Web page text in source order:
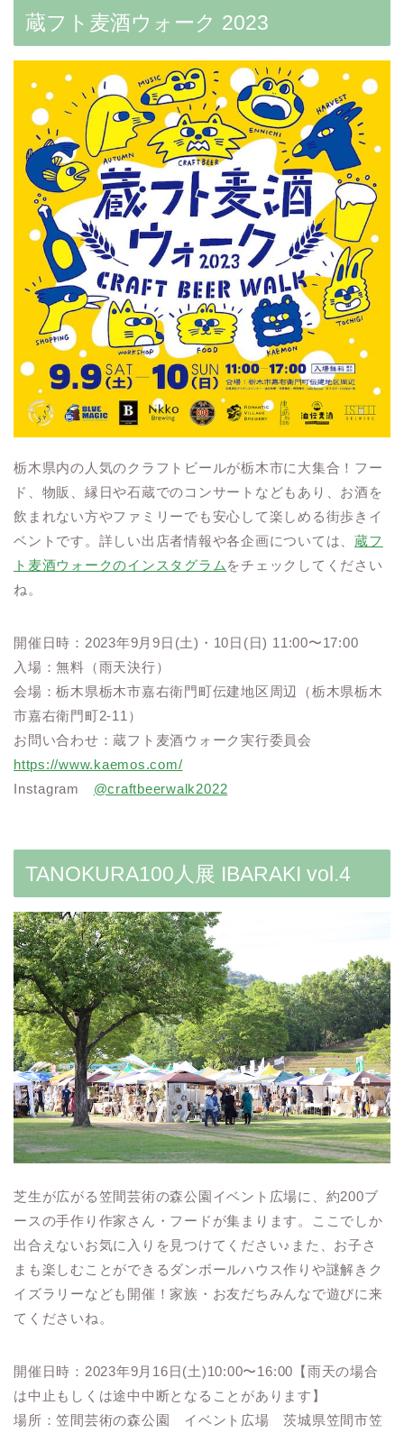
蔵フト麦酒ウォーク 2023
栃木県内の人気のクラフトビールが栃木市に大集合！フー
ド、物販、縁日や石蔵でのコンサートなどもあり、お酒を
飲まれない方やファミリーでも安心して楽しめる街歩きイ
ベントです。詳しい出店者情報や各企画については、蔵フ
ト麦酒ウォークのインスタグラム をチェックしてください
ね。
開催日時：2023年9月9日(土)・10日(日) 11:00〜17:00
入場：無料（雨天決行）
会場：栃木県栃木市嘉右衛門町伝建地区周辺（栃木県栃木
市嘉右衛門町2-11）
お問い合わせ：蔵フト麦酒ウォーク実行委員会
https://www.kaemos.com/
Instagram @craftbeerwalk2022
TANOKURA100人展 IBARAKI vol.4
芝生が広がる笠間芸術の森公園イベント広場に、約200ブ
ースの手作り作家さん・フードが集まります。ここでしか
出合えないお気に入りを見つけてください♪また、お子さ
まも楽しむことができるダンボールハウス作りや謎解きク
イズラリーなども開催！家族・お友だちみんなで遊びに来
てくださいね。
開催日時：2023年9月16日(土)10:00〜16:00【雨天の場合
は中止もしくは途中中断となることがあります】
場所：笠間芸術の森公園 イベント広場 茨城県笠間市笠